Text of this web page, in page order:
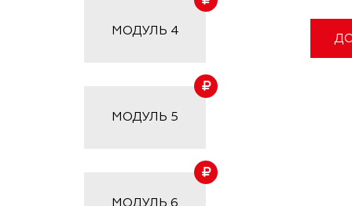
МОДУЛЬ 4
МОДУЛЬ 5